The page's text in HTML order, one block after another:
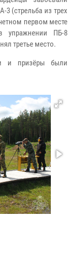
3 (стрельба из трех
первом месте
упражнении ПБ-8
третье место.
и призёры были